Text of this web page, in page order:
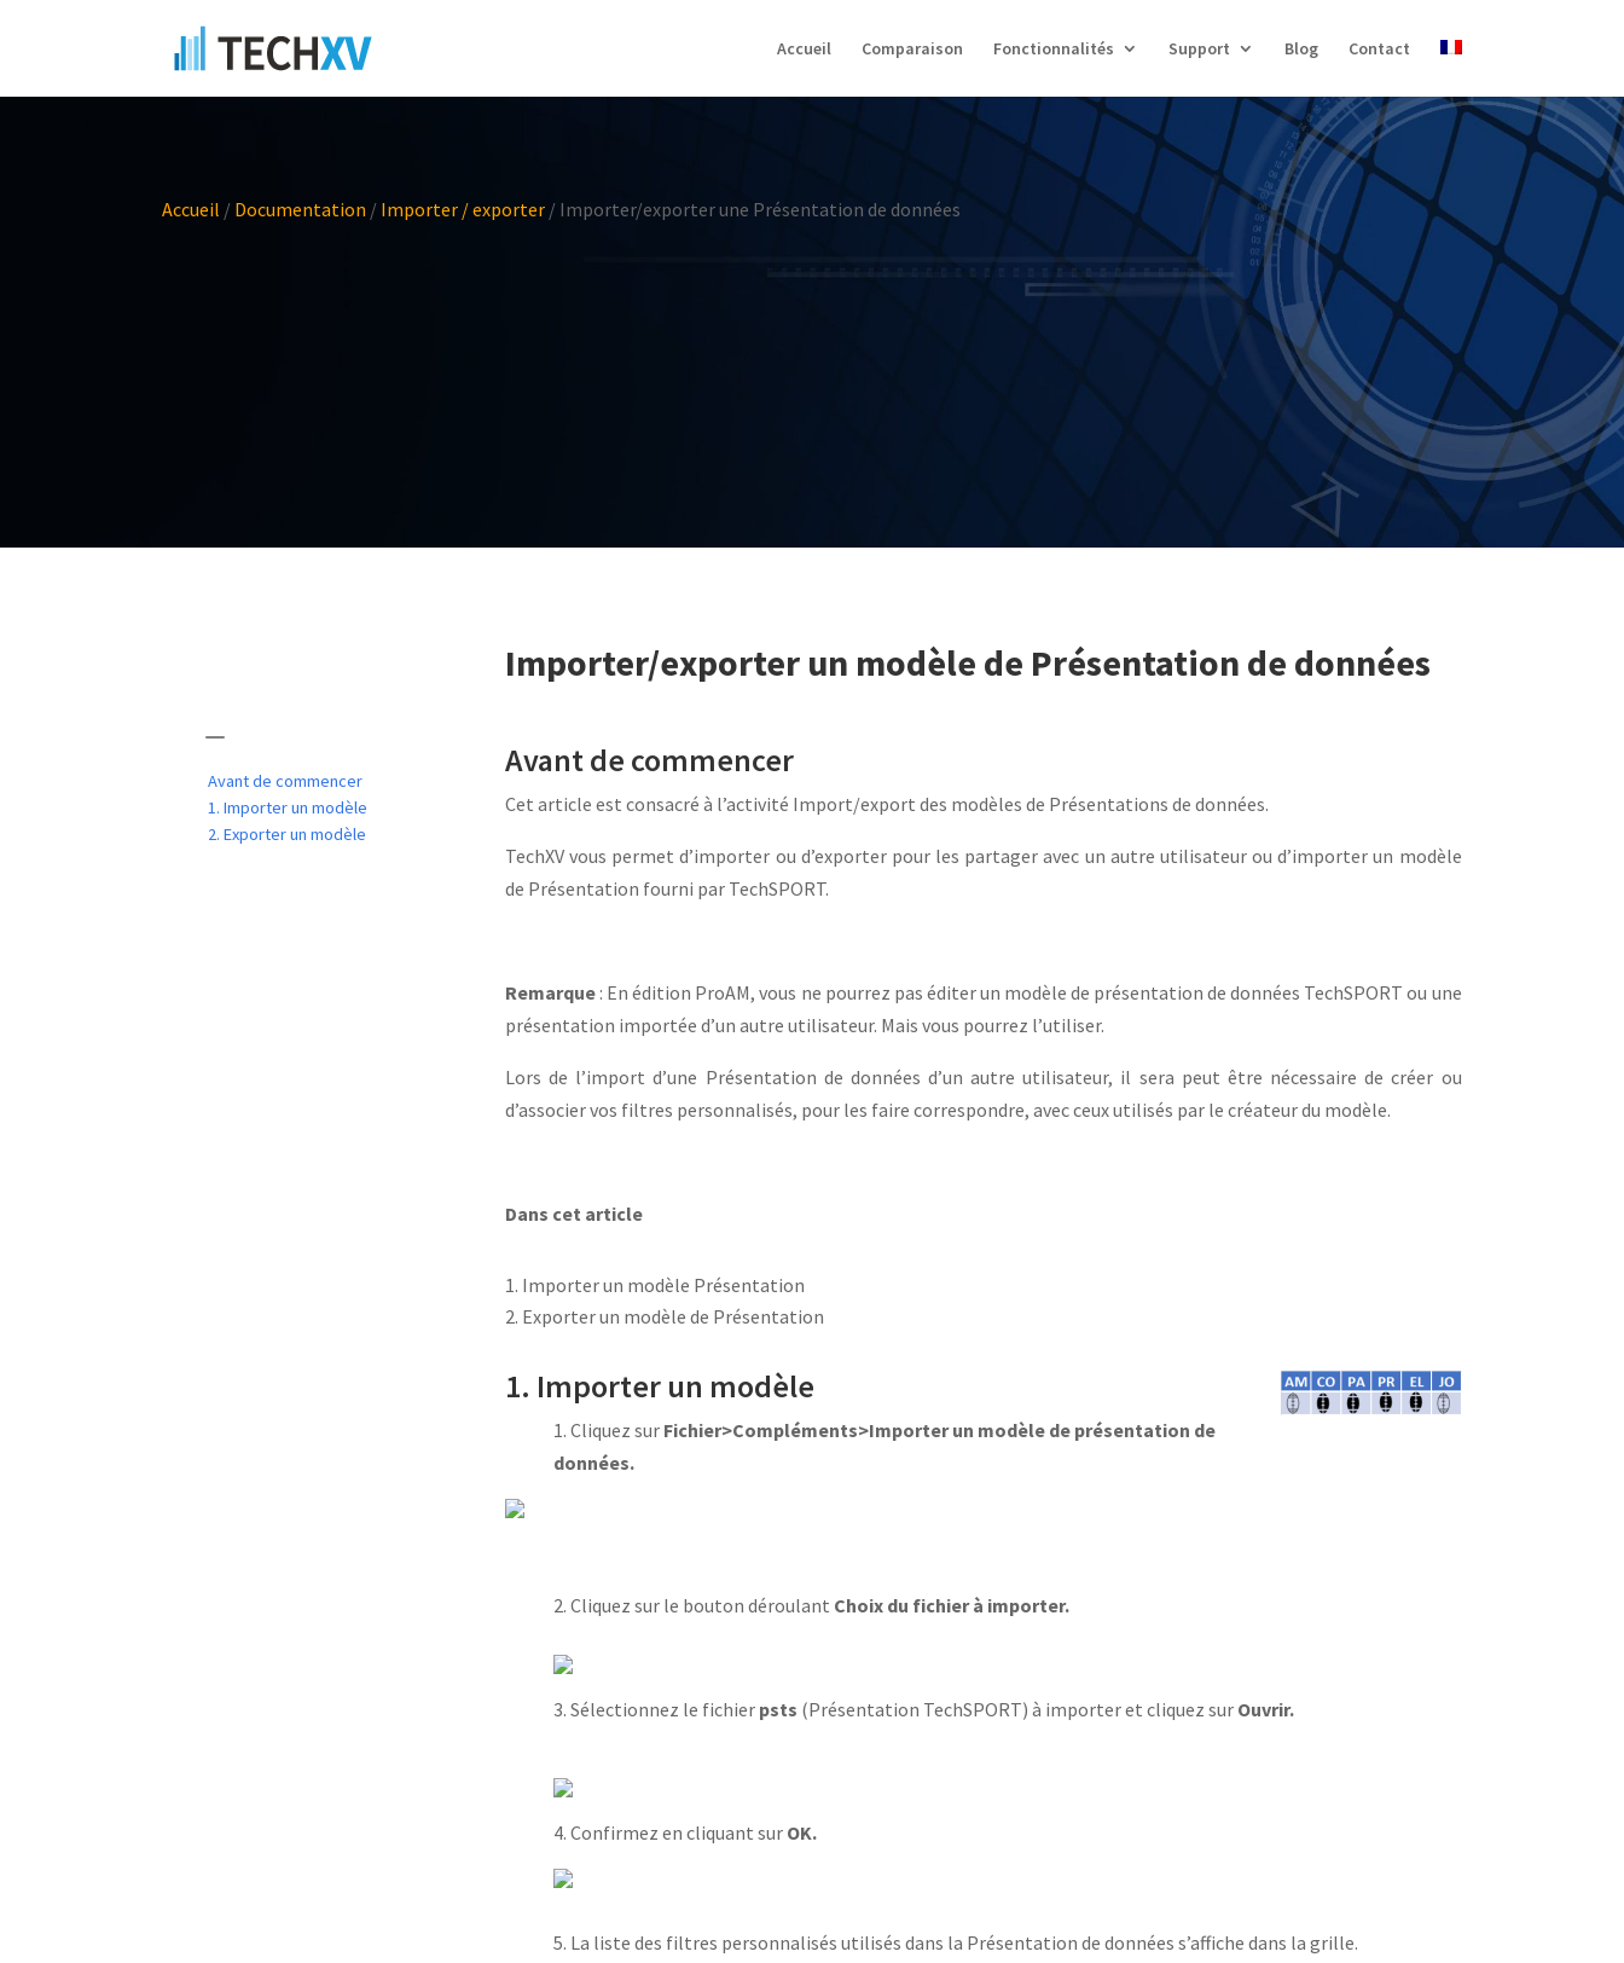
Accueil Comparaison Fonctionnalités Support Blog Contact
Accueil / Documentation / Importer / exporter / Importer/exporter une Présentation de données
Avant de commencer
1. Importer un modèle
2. Exporter un modèle
Importer/exporter un modèle de Présentation de données
Avant de commencer
Cet article est consacré à l’activité Import/export des modèles de Présentations de données.
TechXV vous permet d’importer ou d’exporter pour les partager avec un autre utilisateur ou d’importer un modèle
de Présentation fourni par TechSPORT.
Remarque: En édition ProAM, vous ne pourrez pas éditer un modèle de présentation de données TechSPORT ou une
présentation importée d’un autre utilisateur. Mais vous pourrez l’utiliser.
Lors de l’import d’une Présentation de données d’un autre utilisateur, il sera peut être nécessaire de créer ou
d’associer vos filtres personnalisés, pour les faire correspondre, avec ceux utilisés par le créateur du modèle.
Dans cet article
Importer un modèle Présentation
Exporter un modèle de Présentation
1. Importer un modèle
1. Cliquez sur Fichier>Compléments>Importer un modèle de présentation de
données.
2. Cliquez sur le bouton déroulant Choix du fichier à importer.
3. Sélectionnez le fichier psts (Présentation TechSPORT) à importer et cliquez sur Ouvrir.
4. Confirmez en cliquant sur OK.
5. La liste des filtres personnalisés utilisés dans la Présentation de données s’affiche dans la grille.